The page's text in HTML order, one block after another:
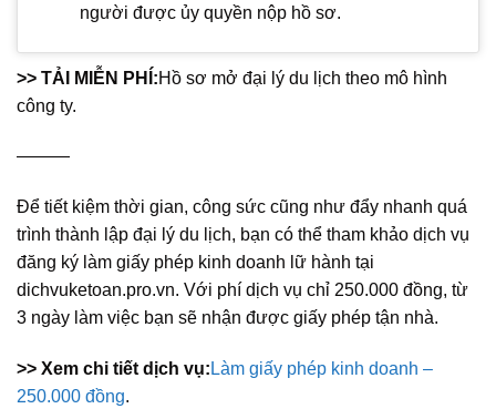
người được ủy quyền nộp hồ sơ.
>> TẢI MIỄN PHÍ:Hồ sơ mở đại lý du lịch theo mô hình
công ty.
———
Để tiết kiệm thời gian, công sức cũng như đẩy nhanh quá
trình thành lập đại lý du lịch, bạn có thể tham khảo dịch vụ
đăng ký làm giấy phép kinh doanh lữ hành tại
dichvuketoan.pro.vn. Với phí dịch vụ chỉ 250.000 đồng, từ
3 ngày làm việc bạn sẽ nhận được giấy phép tận nhà.
>> Xem chi tiết dịch vụ: Làm giấy phép kinh doanh –
250.000 đồng.